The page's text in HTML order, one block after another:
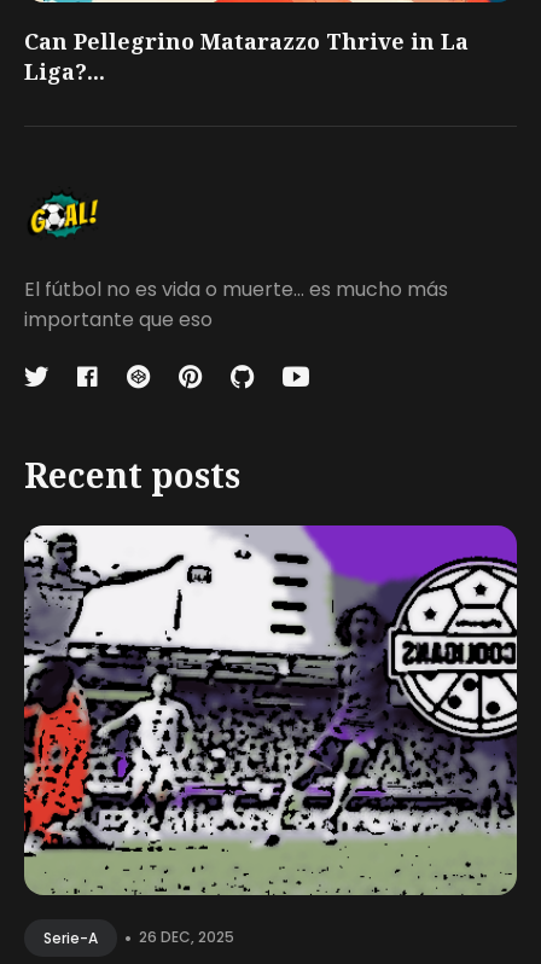
Can Pellegrino Matarazzo Thrive in La
Liga?...
El fútbol no es vida o muerte... es mucho más
importante que eso
Recent posts
Serie-A • 26 DEC, 2025